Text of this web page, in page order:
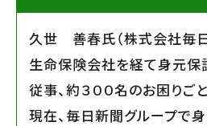
久世 善春氏（株式会社毎
生命保険会社を経て身元保
従事、約３００名のお困りご
現在、毎日新聞グループで